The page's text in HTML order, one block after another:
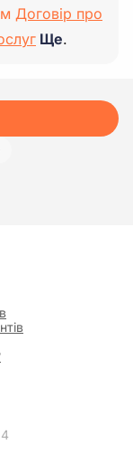
Договір про
Ще.